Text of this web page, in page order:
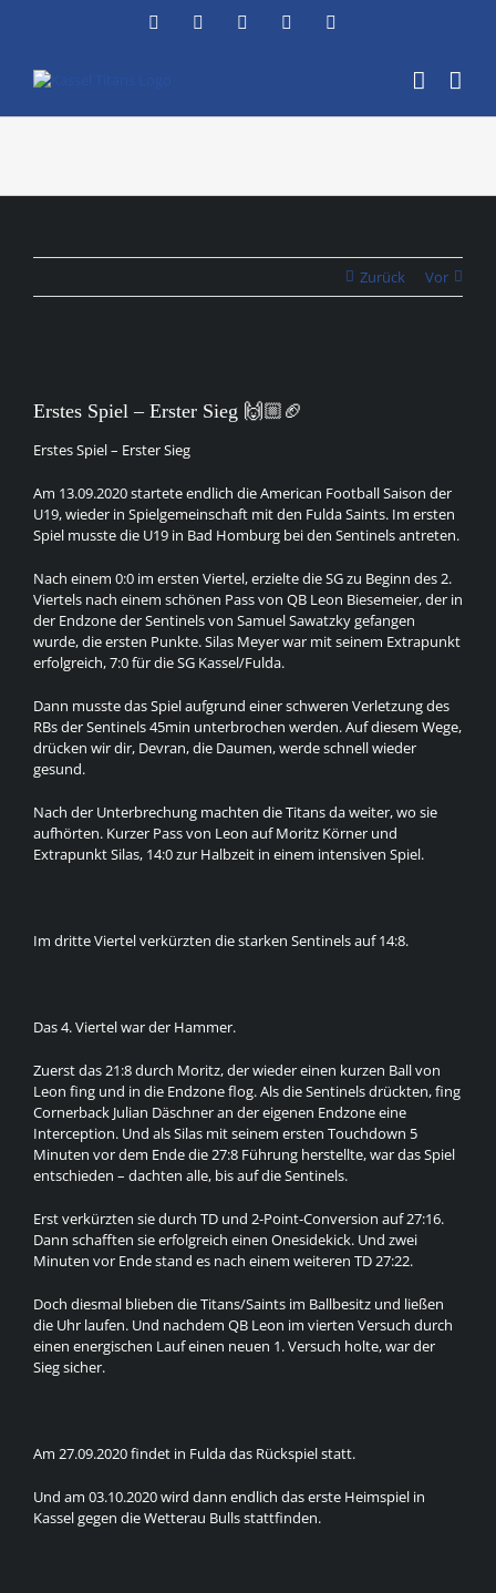
FacebookInstagramYouTubeFlickr
Zurück Vor
Bild
Erstes Spiel – Erster Sieg 🙌🏼🏈
Erstes Spiel – Erster Sieg
Am 13.09.2020 startete endlich die American Football Saison der
U19, wieder in Spielgemeinschaft mit den Fulda Saints. Im ersten
Spiel musste die U19 in Bad Homburg bei den Sentinels antreten.
Nach einem 0:0 im ersten Viertel, erzielte die SG zu Beginn des 2.
Viertels nach einem schönen Pass von QB Leon Biesemeier, der in
der Endzone der Sentinels von Samuel Sawatzky gefangen
wurde, die ersten Punkte. Silas Meyer war mit seinem Extrapunkt
erfolgreich, 7:0 für die SG Kassel/Fulda.
Dann musste das Spiel aufgrund einer schweren Verletzung des
RBs der Sentinels 45min unterbrochen werden. Auf diesem Wege,
drücken wir dir, Devran, die Daumen, werde schnell wieder
gesund.
Nach der Unterbrechung machten die Titans da weiter, wo sie
aufhörten. Kurzer Pass von Leon auf Moritz Körner und
Extrapunkt Silas, 14:0 zur Halbzeit in einem intensiven Spiel.
Im dritte Viertel verkürzten die starken Sentinels auf 14:8.
Das 4. Viertel war der Hammer.
Zuerst das 21:8 durch Moritz, der wieder einen kurzen Ball von
Leon fing und in die Endzone flog. Als die Sentinels drückten, fing
Cornerback Julian Däschner an der eigenen Endzone eine
Interception. Und als Silas mit seinem ersten Touchdown 5
Minuten vor dem Ende die 27:8 Führung herstellte, war das Spiel
entschieden – dachten alle, bis auf die Sentinels.
Erst verkürzten sie durch TD und 2-Point-Conversion auf 27:16.
Dann schafften sie erfolgreich einen Onesidekick. Und zwei
Minuten vor Ende stand es nach einem weiteren TD 27:22.
Doch diesmal blieben die Titans/Saints im Ballbesitz und ließen
die Uhr laufen. Und nachdem QB Leon im vierten Versuch durch
einen energischen Lauf einen neuen 1. Versuch holte, war der
Sieg sicher.
Am 27.09.2020 findet in Fulda das Rückspiel statt.
Und am 03.10.2020 wird dann endlich das erste Heimspiel in
Kassel gegen die Wetterau Bulls stattfinden.